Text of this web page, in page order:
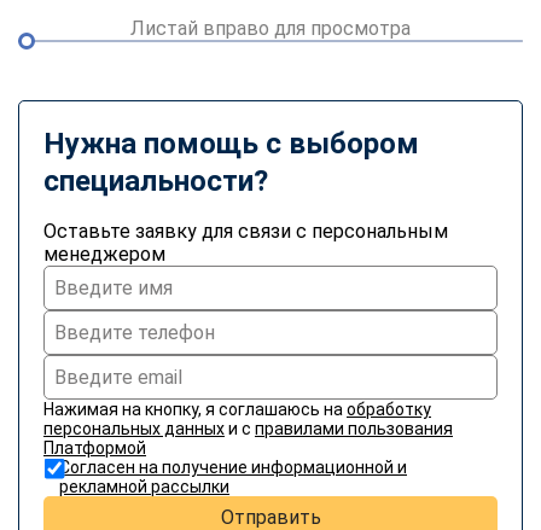
Листай вправо для просмотра
Нужна помощь с выбором
специальности?
Оставьте заявку для связи с персональным
менеджером
Нажимая на кнопку, я соглашаюсь на обработку
персональных данныхи с правилами пользования
Платформой
Согласен на получение информационной и
рекламной рассылки
Отправить